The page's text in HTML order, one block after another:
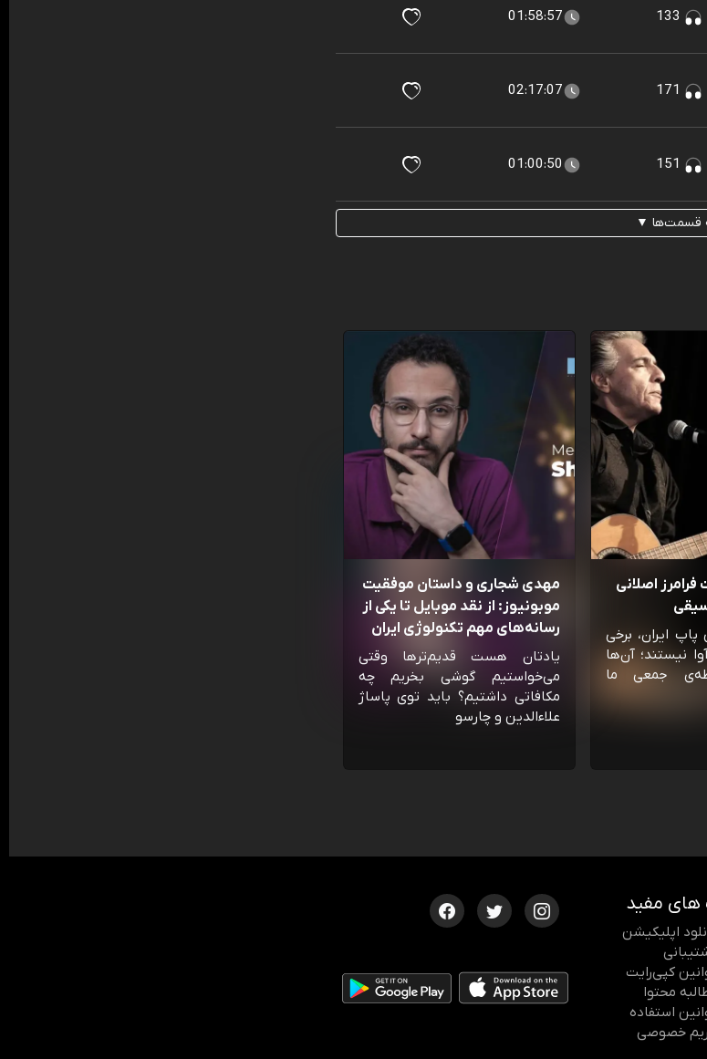
01:58:57
02:17:07
01:00:50
قسمت‌ها ▼
اصلانی
ایران، برخی
نیستند؛ آن‌ها
جمعی ما
مهدی شجاری و داستان موفقیت
موبونیوز: از نقد موبایل تا یکی از
رسانه‌‌های مهم تکنولوژی ایران
یادتان هست قدیم‌ترها وقتی
می‌خواستیم گوشی بخریم چه
مکافاتی داشتیم؟ باید توی پاساژ
علاءالدین و چارسو
های مفید
اپلیکیشن
کپی‌رایت
محتوا
استفاده
خصوصی